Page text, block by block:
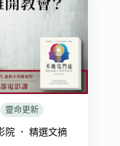
靈命更新
院 ． 精選文摘